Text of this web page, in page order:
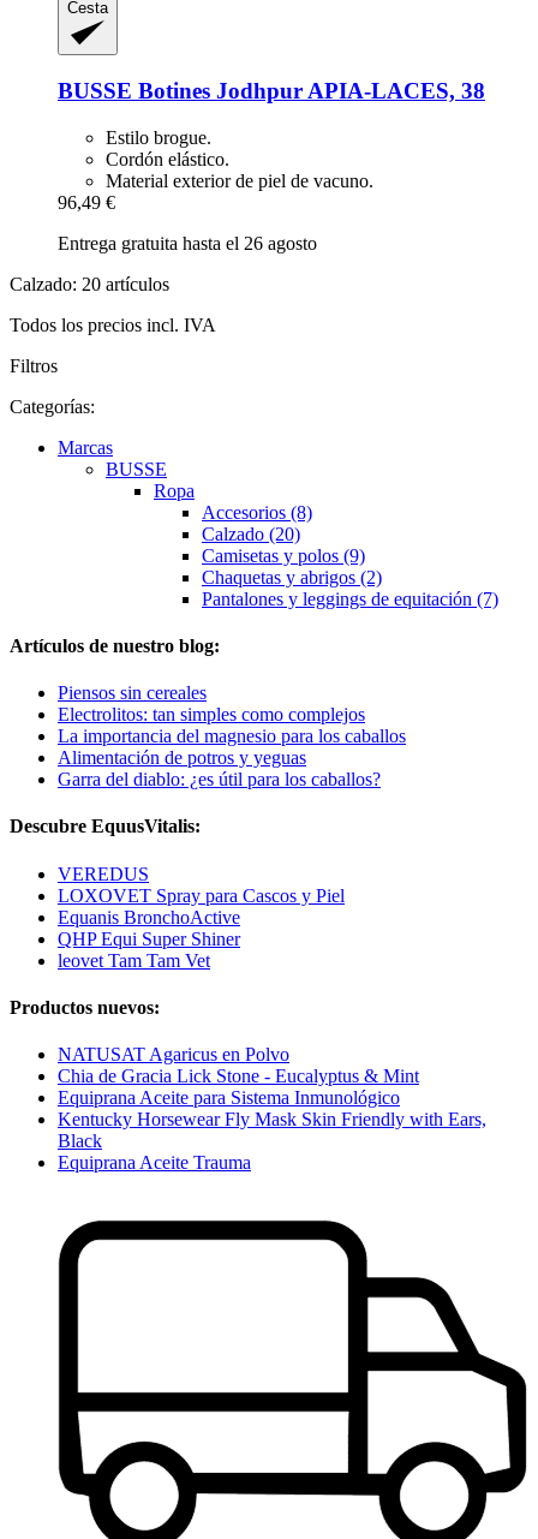
Cesta
BUSSE Botines Jodhpur APIA-​LACES, 38
Estilo brogue.
Cordón elástico.
Material exterior de piel de vacuno.
96,49 €
Entrega gratuita hasta el 26 agosto
Calzado: 20 artículos
Todos los precios incl. IVA
Filtros
Categorías:
Marcas
BUSSE
Ropa
Accesorios (8)
Calzado (20)
Camisetas y polos (9)
Chaquetas y abrigos (2)
Pantalones y leggings de equitación (7)
Artículos de nuestro blog:
Piensos sin cereales
Electrolitos: tan simples como complejos
La importancia del magnesio para los caballos
Alimentación de potros y yeguas
Garra del diablo: ¿es útil para los caballos?
Descubre EquusVitalis:
VEREDUS
LOXOVET Spray para Cascos y Piel
Equanis BronchoActive
QHP Equi Super Shiner
leovet Tam Tam Vet
Productos nuevos:
NATUSAT Agaricus en Polvo
Chia de Gracia Lick Stone - Eucalyptus & Mint
Equiprana Aceite para Sistema Inmunológico
Kentucky Horsewear Fly Mask Skin Friendly with Ears,
Black
Equiprana Aceite Trauma